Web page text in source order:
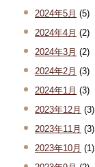
2024年5月 (5)
2024年4月 (2)
2024年3月 (2)
2024年2月 (3)
2024年1月 (3)
2023年12月 (3)
2023年11月 (3)
2023年10月 (1)